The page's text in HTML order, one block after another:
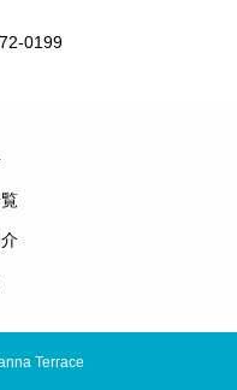
0199
Terrace